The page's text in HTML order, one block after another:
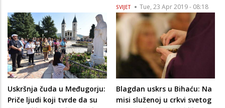
SVIJET Tue, 23 Apr 2019 - 08:18
Uskršnja čuda u Međugorju:
Priče ljudi koji tvrde da su
Blagdan uskrs u Bihaću: Na
misi služenoj u crkvi svetog